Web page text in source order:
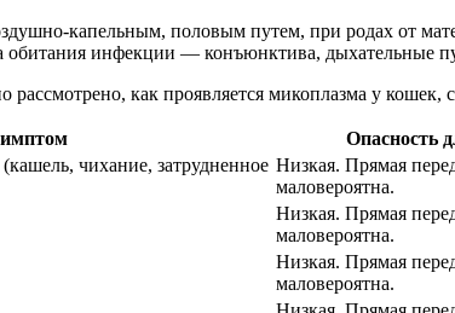
капельным, половым путем, при родах от
обитания инфекции — конъюнктива, дыхательные
рассмотрено, как проявляется микоплазма у
Опасность
чихание, затрудненное Низкая. Прямая
маловероятна.
Низкая. Прямая
маловероятна.
Низкая. Прямая
маловероятна.